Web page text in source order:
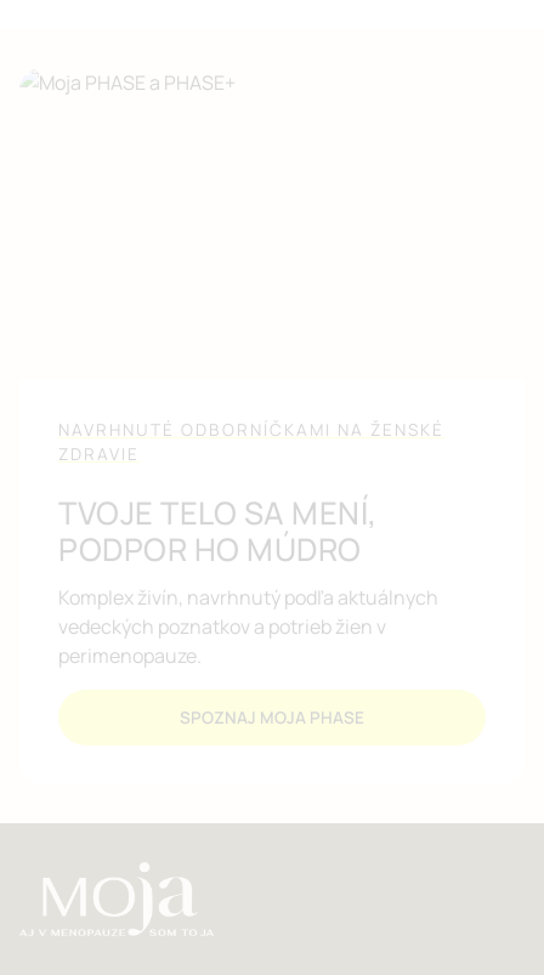
NAVRHNUTÉ ODBORNÍČKAMI NA ŽENSKÉ
ZDRAVIE
TVOJE TELO SA MENÍ,
PODPOR HO MÚDRO
Komplex živín, navrhnutý podľa aktuálnych
vedeckých poznatkov a potrieb žien v
perimenopauze.
SPOZNAJ MOJA PHASE